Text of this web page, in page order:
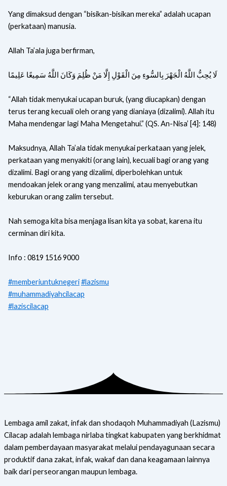
Yang dimaksud dengan “bisikan-bisikan mereka” adalah ucapan
(perkataan) manusia.
Allah Ta’ala juga berfirman,
لَا يُحِبُّ اللَّهُ الْجَهْرَ بِالسُّوءِ مِنَ الْقَوْلِ إِلَّا مَنْ ظُلِمَ وَكَانَ اللَّهُ سَمِيعًا عَلِيمًا
“Allah tidak menyukai ucapan buruk, (yang diucapkan) dengan
terus terang kecuali oleh orang yang dianiaya (dizalimi). Allah itu
Maha mendengar lagi Maha Mengetahui.” (QS. An-Nisa’ [4]: 148)
Maksudnya, Allah Ta’ala tidak menyukai perkataan yang jelek,
perkataan yang menyakiti (orang lain), kecuali bagi orang yang
dizalimi. Bagi orang yang dizalimi, diperbolehkan untuk
mendoakan jelek orang yang menzalimi, atau menyebutkan
keburukan orang zalim tersebut.
Nah semoga kita bisa menjaga lisan kita ya sobat, karena itu
cerminan diri kita.
Info : 0819 1516 9000
#memberiuntuknegeri#lazismu
#muhammadiyahcilacap
#laziscilacap
Lembaga amil zakat, infak dan shodaqoh Muhammadiyah (Lazismu)
Cilacap adalah lembaga nirlaba tingkat kabupaten yang berkhidmat
dalam pemberdayaan masyarakat melalui pendayagunaan secara
produktif dana zakat, infak, wakaf dan dana keagamaan lainnya
baik dari perseorangan maupun lembaga.